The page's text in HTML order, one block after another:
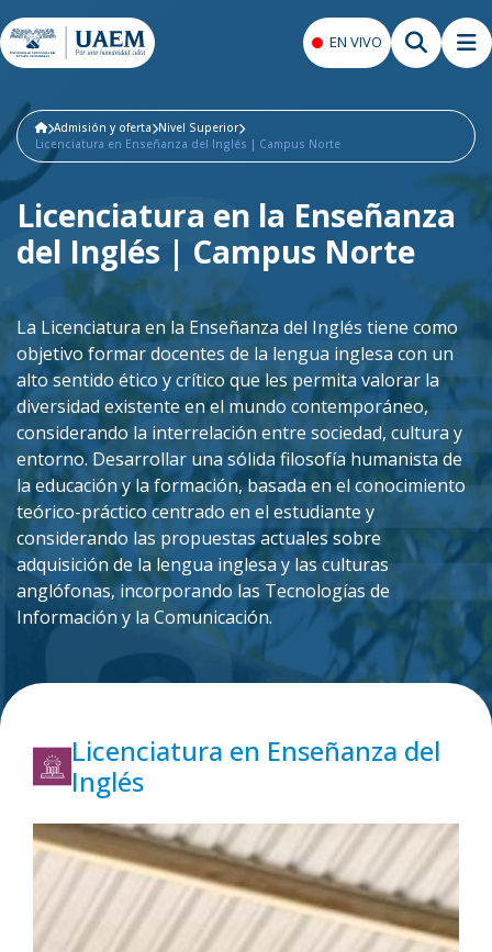
EN VIVO
Admisión y oferta Nivel Superior
Licenciatura en Enseñanza del Inglés | Campus Norte
Licenciatura en la Enseñanza
del Inglés | Campus Norte
La Licenciatura en la Enseñanza del Inglés tiene como
objetivo formar docentes de la lengua inglesa con un
alto sentido ético y crítico que les permita valorar la
diversidad existente en el mundo contemporáneo,
considerando la interrelación entre sociedad, cultura y
entorno. Desarrollar una sólida filosofía humanista de
la educación y la formación, basada en el conocimiento
teórico-práctico centrado en el estudiante y
considerando las propuestas actuales sobre
adquisición de la lengua inglesa y las culturas
anglófonas, incorporando las Tecnologías de
Información y la Comunicación.
Licenciatura en Enseñanza del
Inglés